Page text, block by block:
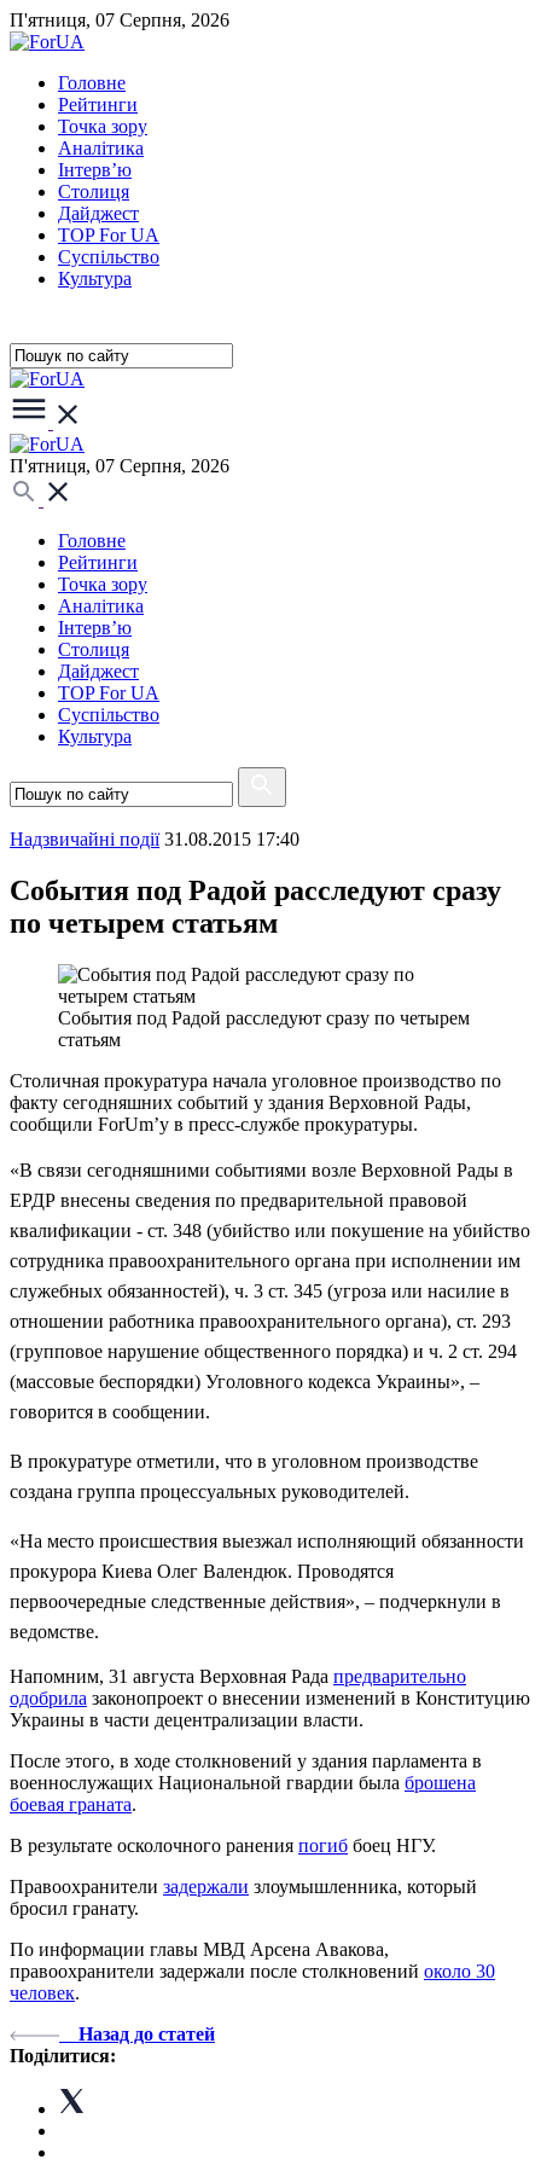
П'ятниця, 07 Серпня, 2026
Головне
Рейтинги
Точка зору
Аналітика
Інтерв’ю
Столиця
Дайджест
TOP For UA
Суспiльство
Культура
П'ятниця, 07 Серпня, 2026
Головне
Рейтинги
Точка зору
Аналітика
Інтерв’ю
Столиця
Дайджест
TOP For UA
Суспiльство
Культура
Надзвичайні події 31.08.2015 17:40
События под Радой расследуют сразу
по четырем статьям
События под Радой расследуют сразу по четырем
статьям
Столичная прокуратура начала уголовное производство по
факту сегодняшних событий у здания Верховной Рады,
сообщили ForUm’у в пресс-службе прокуратуры.
«В связи сегодняшними событиями возле Верховной Рады в
ЕРДР внесены сведения по предварительной правовой
квалификации - ст. 348 (убийство или покушение на убийство
сотрудника правоохранительного органа при исполнении им
служебных обязанностей), ч. 3 ст. 345 (угроза или насилие в
отношении работника правоохранительного органа), ст. 293
(групповое нарушение общественного порядка) и ч. 2 ст. 294
(массовые беспорядки) Уголовного кодекса Украины», –
говорится в сообщении.
В прокуратуре отметили, что в уголовном производстве
создана группа процессуальных руководителей.
«На место происшествия выезжал исполняющий обязанности
прокурора Киева Олег Валендюк. Проводятся
первоочередные следственные действия», – подчеркнули в
ведомстве.
Напомним, 31 августа Верховная Рада предварительно
одобрила законопроект о внесении изменений в Конституцию
Украины в части децентрализации власти.
После этого, в ходе столкновений у здания парламента в
военнослужащих Национальной гвардии была брошена
боевая граната.
В результате осколочного ранения погиб боец НГУ.
Правоохранители задержали злоумышленника, который
бросил гранату.
По информации главы МВД Арсена Авакова,
правоохранители задержали после столкновений около 30
человек.
Назад до статей
Поділитися: